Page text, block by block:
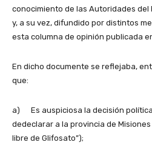
conocimiento de las Autoridades del
y, a su vez, difundido por distintos
esta columna de opinión publicada
En dicho documente se reflejaba,
que:
a) Es auspiciosa la decisión
dedeclarar a la provincia de
libre de Glifosato”);